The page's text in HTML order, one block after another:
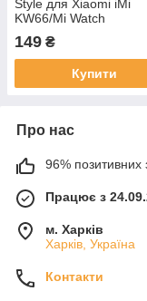
Style для Xiaomi iMi
KW66/Mi Watch
Color/Watch S1
Active/Haylou LS01/
Black-Green
149 ₴
Купити
Про нас
96% позитивних
Працює з
м. Харків
Харків, Україна
Контакти